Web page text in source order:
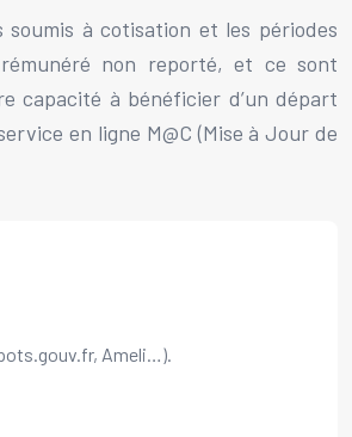
à cotisation et les périodes
non reporté, et ce sont
capacité à bénéficier d’un départ
en ligne M@C (Mise à Jour de
Ameli…).